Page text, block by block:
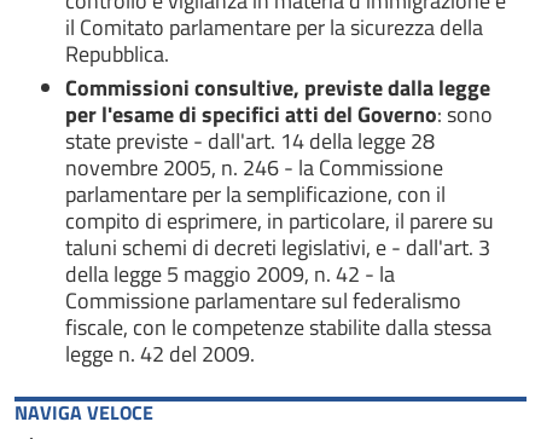
il Comitato parlamentare per la sicurezza della
Repubblica.
Commissioni consultive, previste dallalegge
per l'esame di specifici atti del Governo: sono
state previste - dall'art. 14 della legge 28
novembre 2005, n. 246 - la Commissione
parlamentare per la semplificazione, con il
compito di esprimere, in particolare, il parere su
taluni schemi di decreti legislativi, e - dall'art. 3
della legge 5 maggio 2009, n. 42 - la
Commissione parlamentare sul federalismo
fiscale, con le competenze stabilite dalla stessa
legge n. 42 del 2009.
NAVIGA VELOCE